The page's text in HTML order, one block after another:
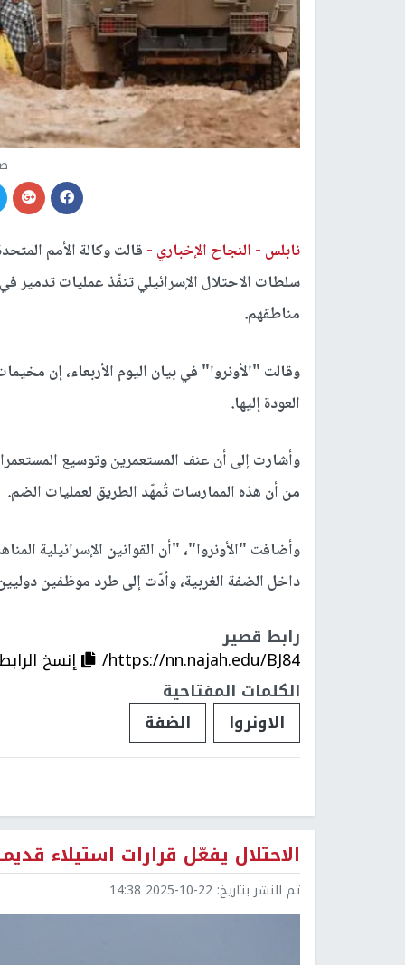
نابلس - النجاح الإخباري - قالت وكالة الأمم
سلطات الاحتلال الإسرائيلي تنفّذ عمليات تدمير
مناطقهم.
وقالت "الأونروا" في بيان اليوم الأربعاء، إن
العودة إليها.
وأشارت إلى أن عنف المستعمرين وتوسيع
من أن هذه الممارسات تُمهّد الطريق لعمليات الضم.
وأضافت "الأونروا"، "أن القوانين الإسرائيلية
داخل الضفة الغربية، وأدّت إلى طرد موظفين
رابط قصير
https://nn.najah.edu/BJ84/
إنسخ
الكلمات المفتاحية
الاونروا
الضفة
الاحتلال يفعّل قرارات استيلاء
تم النشر بتاريخ: 2025-10-22 14:38